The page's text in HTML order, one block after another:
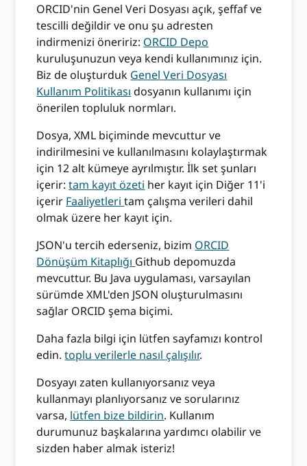
ORCID'nin Genel Veri Dosyası açık, şeffaf ve
tescilli değildir ve onu şu adresten
indirmenizi öneririz: ORCID Depo
kuruluşunuzun veya kendi kullanımınız için.
Biz de oluşturduk Genel Veri Dosyası
Kullanım Politikası dosyanın kullanımı için
önerilen topluluk normları.
Dosya, XML biçiminde mevcuttur ve
indirilmesini ve kullanılmasını kolaylaştırmak
için 12 alt kümeye ayrılmıştır. İlk set şunları
içerir:tam kayıt özeti her kayıt için Diğer 11'i
içerir Faaliyetleritam çalışma verileri dahil
olmak üzere her kayıt için.
JSON'u tercih ederseniz, bizim ORCID
Dönüşüm Kitaplığı Github depomuzda
mevcuttur. Bu Java uygulaması, varsayılan
sürümde XML'den JSON oluşturulmasını
sağlar ORCID şema biçimi.
Daha fazla bilgi için lütfen sayfamızı kontrol
edin.toplu verilerle nasıl çalışılır.
Dosyayı zaten kullanıyorsanız veya
kullanmayı planlıyorsanız ve sorularınız
varsa, lütfen bize bildirin. Kullanım
durumunuz başkalarına yardımcı olabilir ve
sizden haber almak isteriz!